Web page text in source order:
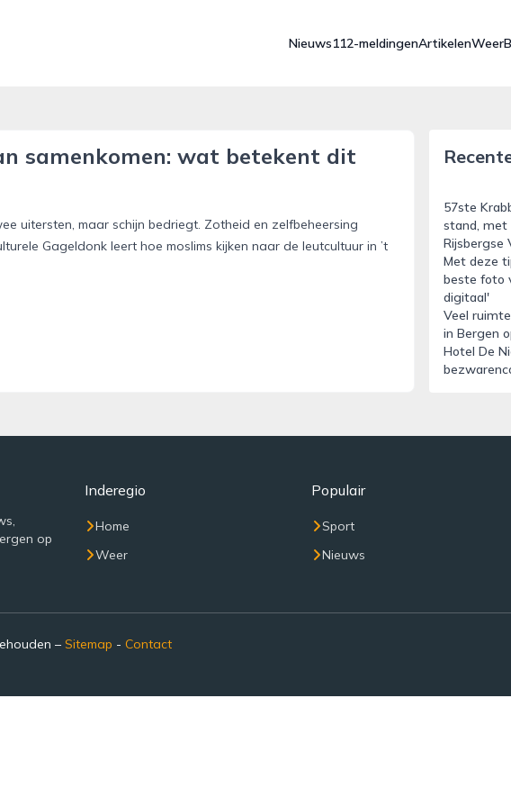
Nieuws112-meldingenArtikelenWeer
samenkomen: wat betekent dit
uitersten, maar schijn bedriegt. Zotheid en zelfbeheersing
Gageldonk leert hoe moslims kijken naar de leutcultuur in ’t
57ste
stand, met
Rijsbergse
Met deze
beste foto
digitaal'
Veel
in Bergen
Hotel De
op
Inderegio
Home
Weer
Populair
Sport
Nieuws
– Sitemap - Contact